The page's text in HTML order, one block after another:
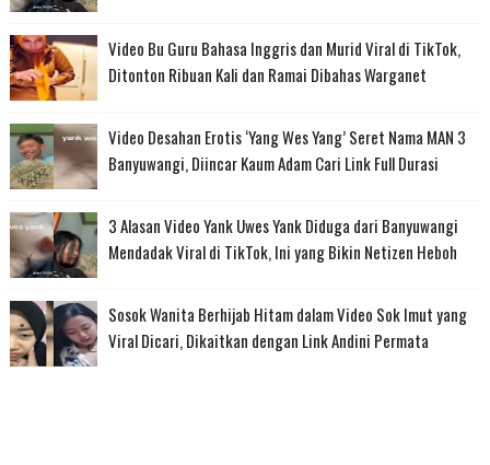
Video Bu Guru Bahasa Inggris dan Murid Viral di TikTok,
Ditonton Ribuan Kali dan Ramai Dibahas Warganet
Video Desahan Erotis ‘Yang Wes Yang’ Seret Nama MAN 3
Banyuwangi, Diincar Kaum Adam Cari Link Full Durasi
3 Alasan Video Yank Uwes Yank Diduga dari Banyuwangi
Mendadak Viral di TikTok, Ini yang Bikin Netizen Heboh
Sosok Wanita Berhijab Hitam dalam Video Sok Imut yang
Viral Dicari, Dikaitkan dengan Link Andini Permata